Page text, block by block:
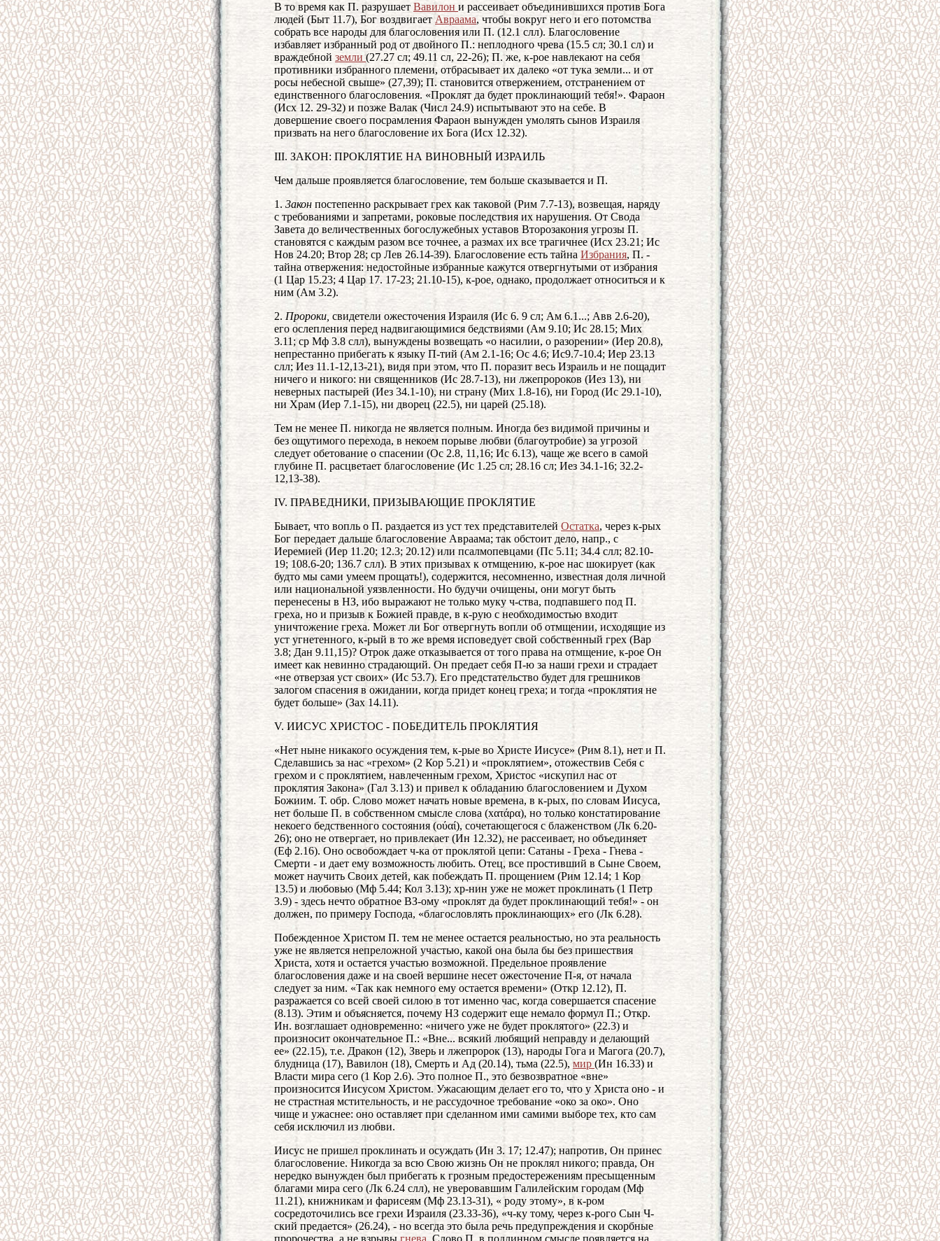
В то время как П. разрушает Вавилон и рассеивает объединившихся против Бога
людей (Быт 11.7), Бог воздвигает Авраама, чтобы вокруг него и его потомства
собрать все народы для благословения или П. (12.1 слл). Благословение
избавляет избранный род от двойного П.: неплодного чрева (15.5 сл; 30.1 сл) и
враждебной земли(27.27 сл; 49.11 сл, 22-26); П. же, к-рое навлекают на себя
противники избранного племени, отбрасывает их далеко «от тука земли... и от
росы небесной свыше» (27,39); П. становится отвержением, отстранением от
единственного благословения. «Проклят да будет проклинающий тебя!». Фараон
(Исх 12. 29-32) и позже Валак (Числ 24.9) испытывают это на себе. В
довершение своего посрамления Фараон вынужден умолять сынов Израиля
призвать на него благословение их Бога (Исх 12.32).
III. ЗАКОН: ПРОКЛЯТИЕ НА ВИНОВНЫЙ ИЗРАИЛЬ
Чем дальше проявляется благословение, тем больше сказывается и П.
1. 3акон постепенно раскрывает грех как таковой (Рим 7.7-13), возвещая, наряду
с требованиями и запретами, роковые последствия их нарушения. От Свода
Завета до величественных богослужебных уставов Второзакония угрозы П.
становятся с каждым разом все точнее, а размах их все трагичнее (Исх 23.21; Ис
Нов 24.20; Втор 28; ср Лев 26.14-39). Благословение есть тайна Избрания, П. -
тайна отвержения: недостойные избранные кажутся отвергнутыми от избрания
(1 Цар 15.23; 4 Цар 17. 17-23; 21.10-15), к-рое, однако, продолжает относиться и к
ним (Ам 3.2).
2. Пророки, свидетели ожесточения Израиля (Ис 6. 9 сл; Ам 6.1...; Авв 2.6-20),
его ослепления перед надвигающимися бедствиями (Ам 9.10; Ис 28.15; Мих
3.11; ср Мф 3.8 слл), вынуждены возвещать «о насилии, о разорении» (Иер 20.8),
непрестанно прибегать к языку П-тий (Ам 2.1-16; Ос 4.6; Ис9.7-10.4; Иер 23.13
слл; Иез 11.1-12,13-21), видя при этом, что П. поразит весь Израиль и не пощадит
ничего и никого: ни священников (Ис 28.7-13), ни лжепророков (Иез 13), ни
неверных пастырей (Иез 34.1-10), ни страну (Мих 1.8-16), ни Город (Ис 29.1-10),
ни Храм (Иер 7.1-15), ни дворец (22.5), ни царей (25.18).
Тем не менее П. никогда не является полным. Иногда без видимой причины и
без ощутимого перехода, в некоем порыве любви (благоутробие) за угрозой
следует обетование о спасении (Ос 2.8, 11,16; Ис 6.13), чаще же всего в самой
глубине П. расцветает благословение (Ис 1.25 сл; 28.16 сл; Иез 34.1-16; 32.2-
12,13-38).
IV. ПРАВЕДНИКИ, ПРИЗЫВАЮЩИЕ ПРОКЛЯТИЕ
Бывает, что вопль о П. раздается из уст тех представителей Остатка, через к-рых
Бог передает дальше благословение Авраама; так обстоит дело, напр., с
Иеремией (Иер 11.20; 12.3; 20.12) или псалмопевцами (Пс 5.11; 34.4 слл; 82.10-
19; 108.6-20; 136.7 слл). В этих призывах к отмщению, к-рое нас шокирует (как
будто мы сами умеем прощать!), содержится, несомненно, известная доля личной
или национальной уязвленности. Но будучи очищены, они могут быть
перенесены в НЗ, ибо выражают не только муку ч-ства, подпавшего под П.
греха, но и призыв к Божией правде, в к-рую с необходимостью входит
уничтожение греха. Может ли Бог отвергнуть вопли об отмщении, исходящие из
уст угнетенного, к-рый в то же время исповедует свой собственный грех (Вар
3.8; Дан 9.11,15)? Отрок даже отказывается от того права на отмщение, к-рое Он
имеет как невинно страдающий. Он предает себя П-ю за наши грехи и страдает
«не отверзая уст своих» (Ис 53.7). Его предстательство будет для грешников
залогом спасения в ожидании, когда придет конец греха; и тогда «проклятия не
будет больше» (Зах 14.11).
V. ИИСУС ХРИСТОС - ПОБЕДИТЕЛЬ ПРОКЛЯТИЯ
«Нет ныне никакого осуждения тем, к-рые во Христе Иисусе» (Рим 8.1), нет и П.
Сделавшись за нас «грехом» (2 Кор 5.21) и «проклятием», отожествив Себя с
грехом и с проклятием, навлеченным грехом, Христос «искупил нас от
проклятия Закона» (Гал 3.13) и привел к обладанию благословением и Духом
Божиим. Т. обр. Слово может начать новые времена, в к-рых, по словам Иисуса,
нет больше П. в собственном смысле слова (хατάρα), но только констатирование
некоего бедственного состояния (ούαί), сочетающегося с блаженством (Лк 6.20-
26); оно не отвергает, но привлекает (Ин 12.32), не рассеивает, но объединяет
(Еф 2.16). Оно освобождает ч-ка от проклятой цепи: Сатаны - Греха - Гнева -
Смерти - и дает ему возможность любить. Отец, все простивший в Сыне Своем,
может научить Своих детей, как побеждать П. прощением (Рим 12.14; 1 Кор
13.5) и любовью (Мф 5.44; Кол 3.13); хр-нин уже не может проклинать (1 Петр
3.9) - здесь нечто обратное ВЗ-ому «проклят да будет проклинающий тебя!» - он
должен, по примеру Господа, «благословлять проклинающих» его (Лк 6.28).
Побежденное Христом П. тем не менее остается реальностью, но эта реальность
уже не является непреложной участью, какой она была бы без пришествия
Христа, хотя и остается участью возможной. Предельное проявление
благословения даже и на своей вершине несет ожесточение П-я, от начала
следует за ним. «Так как немного ему остается времени» (Откр 12.12), П.
разражается со всей своей силою в тот именно час, когда совершается спасение
(8.13). Этим и объясняется, почему НЗ содержит еще немало формул П.; Откр.
Ин. возглашает одновременно: «ничего уже не будет проклятого» (22.3) и
произносит окончательное П.: «Вне... всякий любящий неправду и делающий
ее» (22.15), т.е. Дракон (12), Зверь и лжепророк (13), народы Гога и Магога (20.7),
блудница (17), Вавилон (18), Смерть и Ад (20.14), тьма (22.5), мир (Ин 16.33) и
Власти мира сего (1 Кор 2.6). Это полное П., это безвозвратное «вне»
произносится Иисусом Христом. Ужасающим делает его то, что у Христа оно - и
не страстная мстительность, и не рассудочное требование «око за око». Оно
чище и ужаснее: оно оставляет при сделанном ими самими выборе тех, кто сам
себя исключил из любви.
Иисус не пришел проклинать и осуждать (Ин 3. 17; 12.47); напротив, Он принес
благословение. Никогда за всю Свою жизнь Он не проклял никого; правда, Он
нередко вынужден был прибегать к грозным предостережениям пресыщенным
благами мира сего (Лк 6.24 слл), не уверовавшим Галилейским городам (Мф
11.21), книжникам и фарисеям (Мф 23.13-31), « роду этому», в к-ром
сосредоточились все грехи Израиля (23.33-36), «ч-ку тому, через к-рого Сын Ч-
ский предается» (26.24), - но всегда это была речь предупреждения и скорбные